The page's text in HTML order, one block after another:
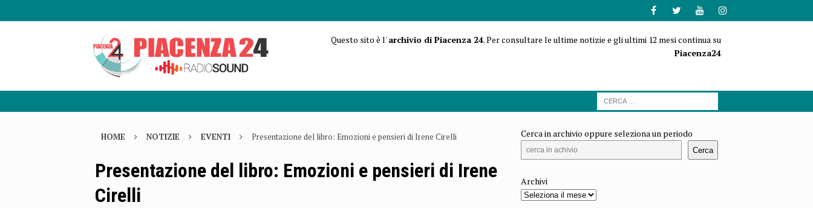
Questo sito è l'archivio di Piacenza 24. Per consultare le ultime notizie e gli ultimi 12 mesi continua su
Piacenza24
HOME NOTIZIE EVENTI Presentazione del libro: Emozioni e pensieri di Irene Cirelli
Presentazione del libro: Emozioni e pensieri di Irene
Cirelli
Cerca in archivio oppure seleziona un periodo
Cerca
Archivi